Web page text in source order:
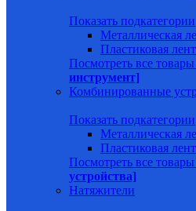
Показать подкатегории
Металлическая
Пластиковая
Посмотреть все товары
инструмент]
Комбинированные
Показать подкатегории
Металлическая
Пластиковая
Посмотреть все товары
устройства]
Натяжители